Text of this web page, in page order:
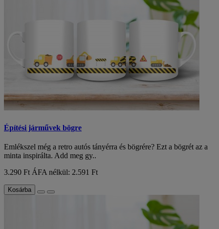
Építési járművek bögre
Emlékszel még a retro autós tányérra és bögrére? Ezt a bögrét az a
minta inspirálta. Add meg gy..
3.290 Ft ÁFA nélkül: 2.591 Ft
Kosárba